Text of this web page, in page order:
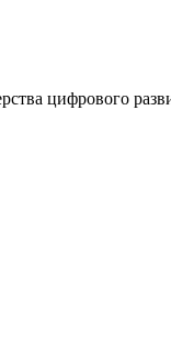
цифрового